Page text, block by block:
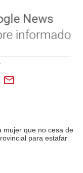
mujer que no cesa de
para estafar